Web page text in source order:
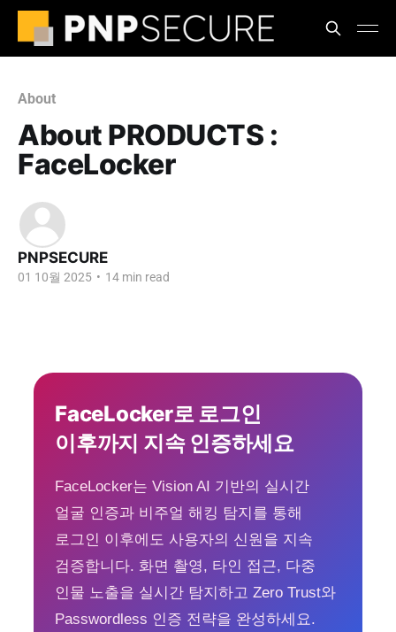
About
About PRODUCTS :
FaceLocker
PNPSECURE
01 10월 2025 • 14 min read
FaceLocker로 로그인
이후까지 지속 인증하세요
FaceLocker는 Vision AI 기반의 실시간
얼굴 인증과 비주얼 해킹 탐지를 통해
로그인 이후에도 사용자의 신원을 지속
검증합니다. 화면 촬영, 타인 접근, 다중
인물 노출을 실시간 탐지하고 Zero Trust와
Passwordless 인증 전략을 완성하세요.